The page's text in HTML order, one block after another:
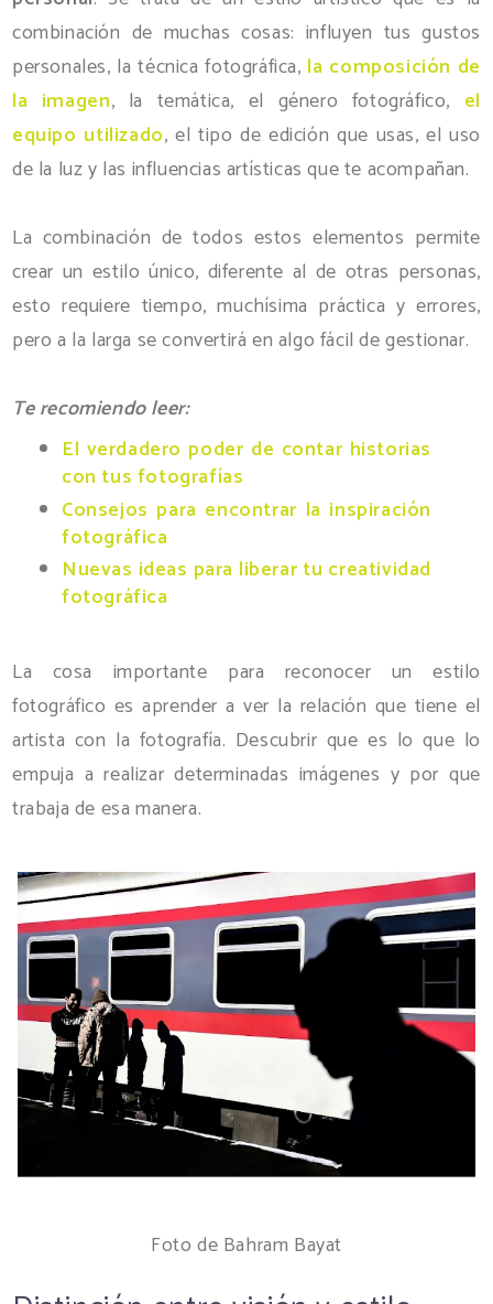
combinación de muchas cosas: influyen tus gustos
personales, la técnica fotográfica, la composición de
la imagen, la temática, el género fotográfico, el
equipo utilizado, el tipo de edición que usas, el uso
de la luz y las influencias artísticas que te acompañan.
La combinación de todos estos elementos permite
crear un estilo único, diferente al de otras personas,
esto requiere tiempo, muchísima práctica y errores,
pero a la larga se convertirá en algo fácil de gestionar.
Te recomiendo leer:
El verdadero poder de contar historias
con tus fotografías
Consejos para encontrar la inspiración
fotográfica
Nuevas ideas para liberar tu creatividad
fotográfica
La cosa importante para reconocer un estilo
fotográfico es aprender a ver la relación que tiene el
artista con la fotografía. Descubrir que es lo que lo
empuja a realizar determinadas imágenes y por que
trabaja de esa manera.
Foto de Bahram Bayat